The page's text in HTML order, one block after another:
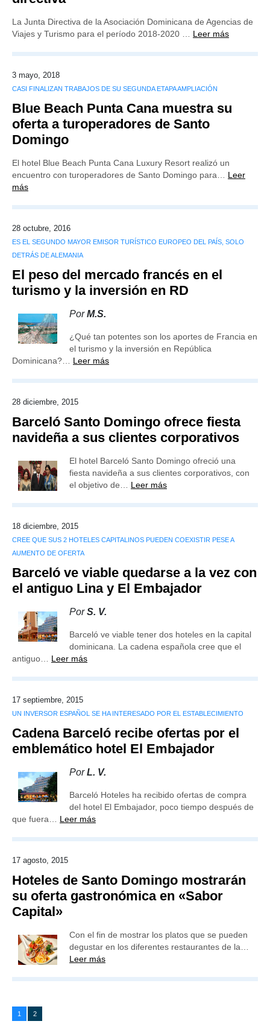
La Junta Directiva de la Asociación Dominicana de Agencias de
Viajes y Turismo para el período 2018-2020 … Leer más
3 mayo, 2018
CASI FINALIZAN TRABAJOS DE SU SEGUNDA ETAPA AMPLIACIÓN
Blue Beach Punta Cana muestra su
oferta a turoperadores de Santo
Domingo
El hotel Blue Beach Punta Cana Luxury Resort realizó un
encuentro con turoperadores de Santo Domingo para… Leer
más
28 octubre, 2016
ES EL SEGUNDO MAYOR EMISOR TURÍSTICO EUROPEO DEL PAÍS, SOLO
DETRÁS DE ALEMANIA
El peso del mercado francés en el
turismo y la inversión en RD
PorM.S.
¿Qué tan potentes son los aportes de Francia en
el turismo y la inversión en República
Dominicana?… Leer más
28 diciembre, 2015
Barceló Santo Domingo ofrece fiesta
navideña a sus clientes corporativos
El hotel Barceló Santo Domingo ofreció una
fiesta navideña a sus clientes corporativos, con
el objetivo de… Leer más
18 diciembre, 2015
CREE QUE SUS 2 HOTELES CAPITALINOS PUEDEN COEXISTIR PESE A
AUMENTO DE OFERTA
Barceló ve viable quedarse a la vez con
el antiguo Lina y El Embajador
PorS. V.
Barceló ve viable tener dos hoteles en la capital
dominicana. La cadena española cree que el
antiguo… Leer más
17 septiembre, 2015
UN INVERSOR ESPAÑOL SE HA INTERESADO POR EL ESTABLECIMIENTO
Cadena Barceló recibe ofertas por el
emblemático hotel El Embajador
PorL. V.
Barceló Hoteles ha recibido ofertas de compra
del hotel El Embajador, poco tiempo después de
que fuera… Leer más
17 agosto, 2015
Hoteles de Santo Domingo mostrarán
su oferta gastronómica en «Sabor
Capital»
Con el fin de mostrar los platos que se pueden
degustar en los diferentes restaurantes de la…
Leer más
1 2